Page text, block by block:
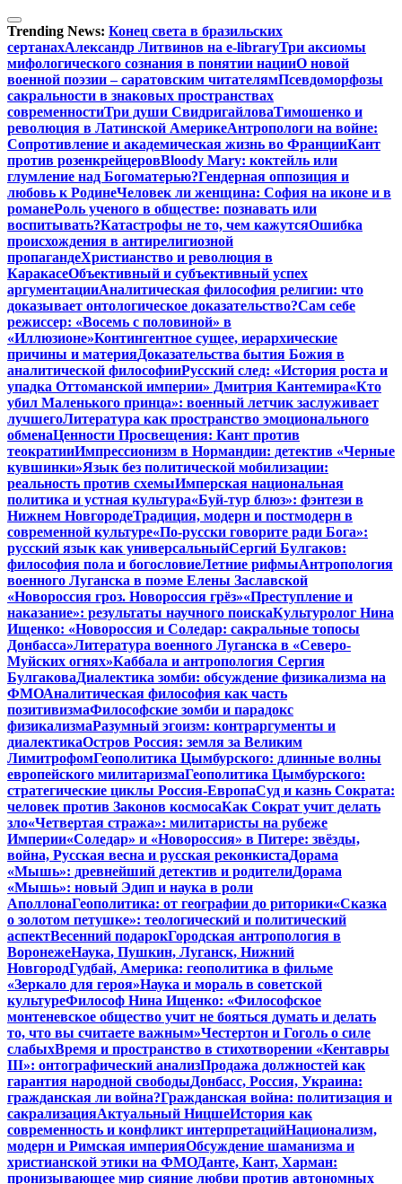
Перейти
к
содержимому
Trending News: Конец света в бразильских
сертанахАлександр Литвинов на e-libraryТри аксиомы
мифологического сознания в понятии нацииО новой
военной поэзии – саратовским читателямПсевдоморфозы
сакральности в знаковых пространствах
современностиТри души СвидригайловаТимошенко и
революция в Латинской АмерикеАнтропологи на войне:
Сопротивление и академическая жизнь во ФранцииКант
против розенкрейцеровBloody Mary: коктейль или
глумление над Богоматерью?Гендерная оппозиция и
любовь к РодинеЧеловек ли женщина: София на иконе и в
романеРоль ученого в обществе: познавать или
воспитывать?Катастрофы не то, чем кажутсяОшибка
происхождения в антирелигиозной
пропагандеХристианство и революция в
КаракасеОбъективный и субъективный успех
аргументацииАналитическая философия религии: что
доказывает онтологическое доказательство?Сам себе
режиссер: «Восемь с половиной» в
«Иллюзионе»Контингентное сущее, иерархические
причины и материяДоказательства бытия Божия в
аналитической философииРусский след: «История роста и
упадка Оттоманской империи» Дмитрия Кантемира«Кто
убил Маленького принца»: военный летчик заслуживает
лучшегоЛитература как пространство эмоционального
обменаЦенности Просвещения: Кант против
теократииИмпрессионизм в Нормандии: детектив «Черные
кувшинки»Язык без политической мобилизации:
реальность против схемыИмперская национальная
политика и устная культура«Буй-тур блюз»: фэнтези в
Нижнем НовгородеТрадиция, модерн и постмодерн в
современной культуре«По-русски говорите ради Бога»:
русский язык как универсальныйСергий Булгаков:
философия пола и богословиеЛетние рифмыАнтропология
военного Луганска в поэме Елены Заславской
«Новороссия гроз. Новороссия грёз»«Преступление и
наказание»: результаты научного поискаКультуролог Нина
Ищенко: «Новороссия и Соледар: сакральные топосы
Донбасса»Литература военного Луганска в «Северо-
Муйских огнях»Каббала и антропология Сергия
БулгаковаДиалектика зомби: обсуждение физикализма на
ФМОАналитическая философия как часть
позитивизмаФилософские зомби и парадокс
физикализмаРазумный эгоизм: контраргументы и
диалектикаОстров Россия: земля за Великим
ЛимитрофомГеополитика Цымбурского: длинные волны
европейского милитаризмаГеополитика Цымбурского:
стратегические циклы Россия-ЕвропаСуд и казнь Сократа:
человек против Законов космосаКак Сократ учит делать
зло«Четвертая стража»: милитаристы на рубеже
Империи«Соледар» и «Новороссия» в Питере: звёзды,
война, Русская весна и русская реконкистаДорама
«Мышь»: древнейший детектив и родителиДорама
«Мышь»: новый Эдип и наука в роли
АполлонаГеополитика: от географии до риторики«Сказка
о золотом петушке»: теологический и политический
аспектВесенний подарокГородская антропология в
ВоронежеНаука, Пушкин, Луганск, Нижний
НовгородГудбай, Америка: геополитика в фильме
«Зеркало для героя»Наука и мораль в советской
культуреФилософ Нина Ищенко: «Философское
монтеневское общество учит не бояться думать и делать
то, что вы считаете важным»Честертон и Гоголь о силе
слабыхВремя и пространство в стихотворении «Кентавры
III»: онтографический анализПродажа должностей как
гарантия народной свободыДонбасс, Россия, Украина:
гражданская ли война?Гражданская война: политизация и
сакрализацияАктуальный НицшеИстория как
современность и конфликт интерпретацийНационализм,
модерн и Римская империяОбсуждение шаманизма и
христианской этики на ФМОДанте, Кант, Харман:
пронизывающее мир сияние любви против автономных